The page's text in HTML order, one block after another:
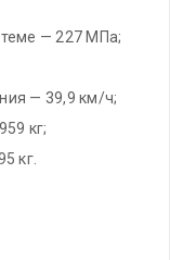
— 227 МПа;
— 39,9 км/ч;
кг;
кг.